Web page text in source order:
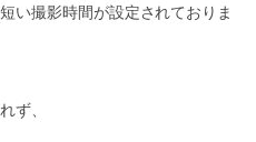
い撮影時間が設定されておりま
ず、